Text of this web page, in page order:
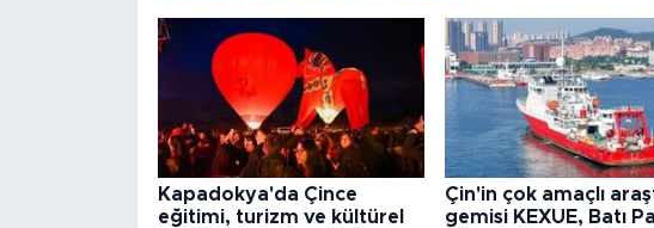
Kapadokya'da Çince
eğitimi, turizm ve kültürel
Çin'in çok amaçlı
gemisi KEXUE, Batı